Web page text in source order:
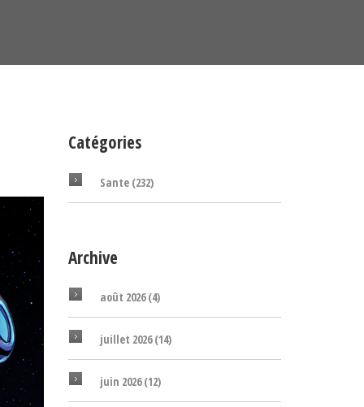
Catégories
Sante (232)
Archive
août 2026(4)
juillet 2026(14)
juin 2026(12)